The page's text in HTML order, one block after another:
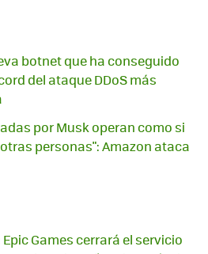
botnet que ha conseguido
del ataque DDoS más
por Musk operan como si
personas": Amazon ataca
Games cerrará el servicio